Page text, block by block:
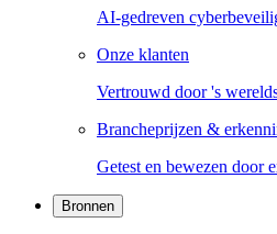
AI-gedreven
Onze klanten
Vertrouwd door 's
Brancheprijzen &
Getest en bewezen door
Bronnen